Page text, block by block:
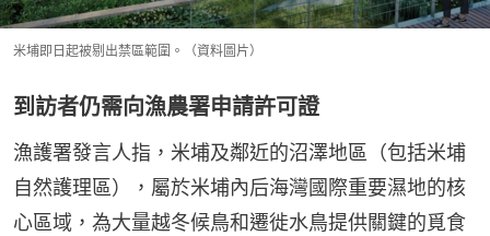
米埔即日起被剔出禁區範圍。（資料圖片）
到訪者仍需向漁農署申請許可證
漁護署發言人指，米埔及鄰近的沼澤地區（包括米埔
自然護理區），屬於米埔內后海灣國際重要濕地的核
心區域，為大量越冬候鳥和遷徙水鳥提供關鍵的覓食